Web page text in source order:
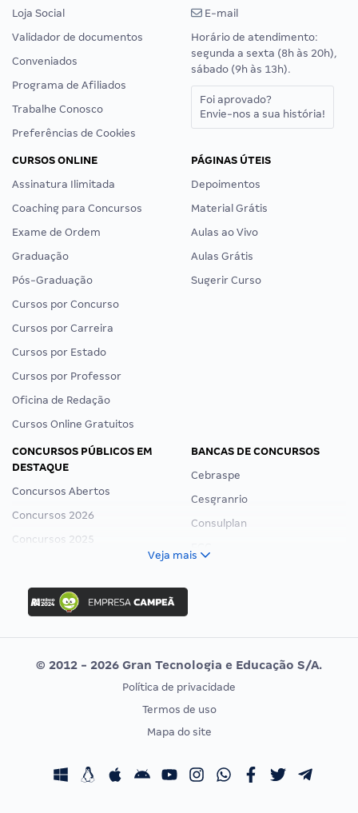
Loja Social
Validador de documentos
Conveniados
Programa de Afiliados
Trabalhe Conosco
Preferências de Cookies
E-mail
Horário de atendimento:
segunda a sexta (8h às 20h),
sábado (9h às 13h).
Foi aprovado?
Envie-nos a sua história!
CURSOS ONLINE
Assinatura Ilimitada
Coaching para Concursos
Exame de Ordem
Graduação
Pós-Graduação
Cursos por Concurso
Cursos por Carreira
Cursos por Estado
Cursos por Professor
Oficina de Redação
Cursos Online Gratuitos
PÁGINAS ÚTEIS
Depoimentos
Material Grátis
Aulas ao Vivo
Aulas Grátis
Sugerir Curso
CONCURSOS PÚBLICOS EM
DESTAQUE
Concursos Abertos
Concursos 2026
Concursos 2025
Concurso Ibama
Concurso MPU
Editais publicados
BANCAS DE CONCURSOS
Cebraspe
Cesgranrio
Consulplan
Vunesp
CONCURSOS POR PROFISSÃO
Concursos Fiscais
EXAME DE ORDEM
Calendário OAB
Veja mais
© 2012 - 2026 Gran Tecnologia e Educação S/A.
Política de privacidade
Termos de uso
Mapa do site